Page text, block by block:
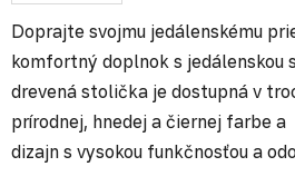
Doprajte svojmu jedálenskému
komfortný doplnok s jedálenskou
drevená stolička je dostupná v
prírodnej, hnedej a čiernej farbe
dizajn s vysokou funkčnosťou a